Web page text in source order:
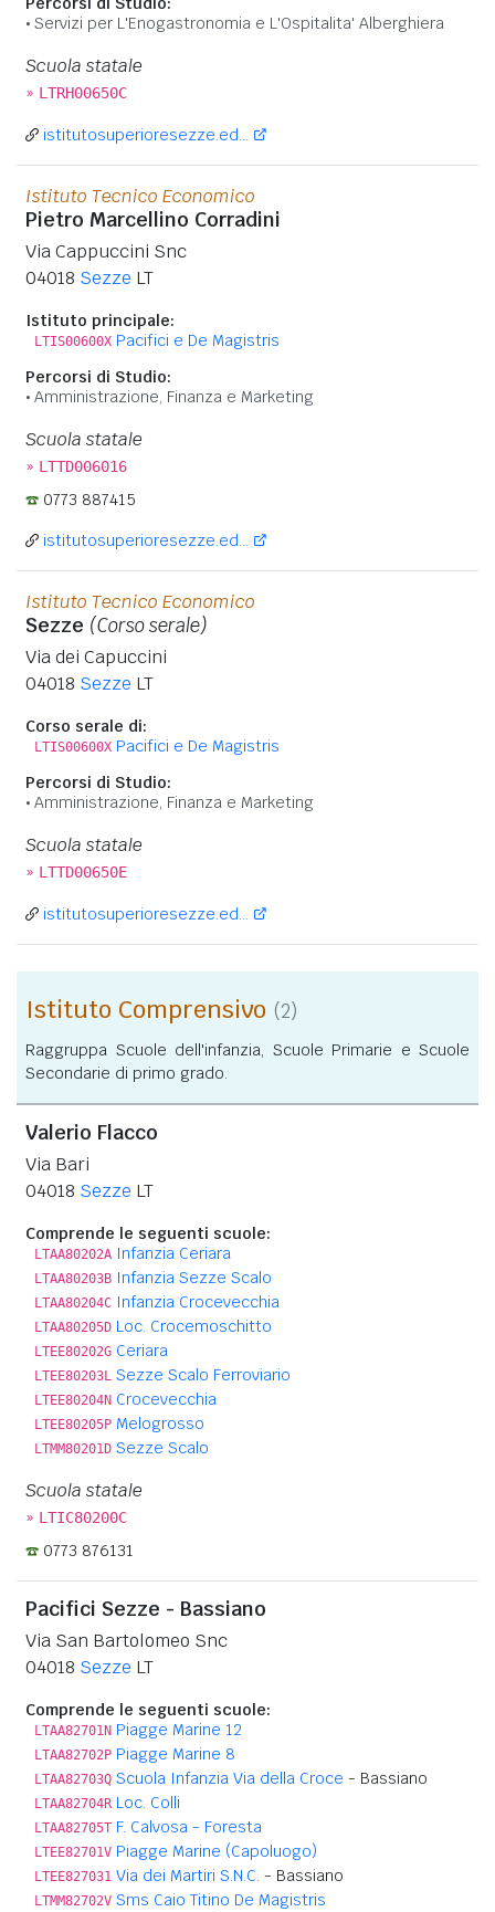
Servizi per L'Enogastronomia e L'Ospitalita' Alberghiera
Scuola statale
» LTRH00650C
istitutosuperioresezze.ed...
Istituto Tecnico Economico
Pietro Marcellino Corradini
Via Cappuccini Snc
04018 Sezze LT
Istituto principale:
LTIS00600X Pacifici e De Magistris
Percorsi di Studio:
Amministrazione, Finanza e Marketing
Scuola statale
» LTTD006016
0773 887415
istitutosuperioresezze.ed...
Istituto Tecnico Economico
Sezze (Corso serale)
Via dei Capuccini
04018 Sezze LT
Corso serale di:
LTIS00600X Pacifici e De Magistris
Percorsi di Studio:
Amministrazione, Finanza e Marketing
Scuola statale
» LTTD00650E
istitutosuperioresezze.ed...
Istituto Comprensivo (2)
Raggruppa Scuole dell'infanzia, Scuole Primarie e Scuole
Secondarie di primo grado.
Valerio Flacco
Via Bari
04018 Sezze LT
Comprende le seguenti scuole:
LTAA80202A Infanzia Ceriara
LTAA80203B Infanzia Sezze Scalo
LTAA80204C Infanzia Crocevecchia
LTAA80205D Loc. Crocemoschitto
LTEE80202G Ceriara
LTEE80203L Sezze Scalo Ferroviario
LTEE80204N Crocevecchia
LTEE80205P Melogrosso
LTMM80201D Sezze Scalo
Scuola statale
» LTIC80200C
0773 876131
Pacifici Sezze - Bassiano
Via San Bartolomeo Snc
04018 Sezze LT
Comprende le seguenti scuole:
LTAA82701N Piagge Marine 12
LTAA82702P Piagge Marine 8
LTAA82703Q Scuola Infanzia Via della Croce - Bassiano
LTAA82704R Loc. Colli
LTAA82705T F. Calvosa - Foresta
LTEE82701V Piagge Marine (Capoluogo)
LTEE827031 Via dei Martiri S.N.C. - Bassiano
LTMM82702V Sms Caio Titino De Magistris